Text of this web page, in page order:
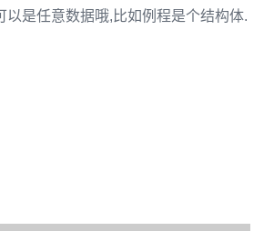
是任意数据哦,比如例程是个结构体.